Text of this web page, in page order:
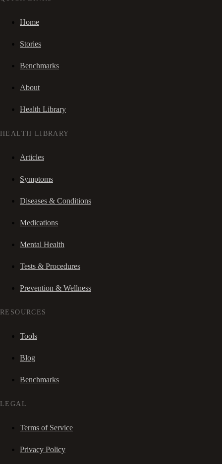
Home
Stories
Benchmarks
About
Health Library
HEALTH LIBRARY
Articles
Symptoms
Diseases & Conditions
Medications
Mental Health
Tests & Procedures
Prevention & Wellness
RESOURCES
Tools
Blog
Benchmarks
LEGAL
Terms of Service
Privacy Policy